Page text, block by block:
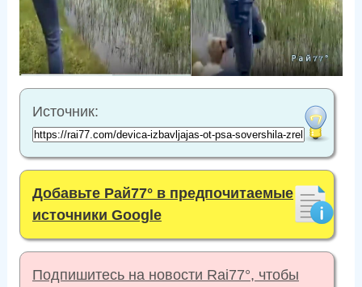
Источник:
Добавьте Рай77° в предпочитаемые
источники Google
Подпишитесь на новости Rai77°, чтобы